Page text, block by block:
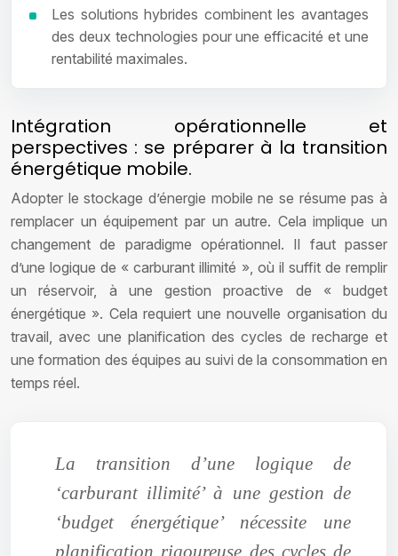
Les solutions hybrides combinent les avantages
des deux technologies pour une efficacité et une
rentabilité maximales.
Intégration opérationnelle et
perspectives : se préparer à la transition
énergétique mobile.
Adopter le stockage d’énergie mobile ne se résume pas à
remplacer un équipement par un autre. Cela implique un
changement de paradigme opérationnel. Il faut passer
d’une logique de « carburant illimité », où il suffit de remplir
un réservoir, à une gestion proactive de « budget
énergétique ». Cela requiert une nouvelle organisation du
travail, avec une planification des cycles de recharge et
une formation des équipes au suivi de la consommation en
temps réel.
La transition d’une logique de
‘carburant illimité’ à une gestion de
‘budget énergétique’ nécessite une
planification rigoureuse des cycles de